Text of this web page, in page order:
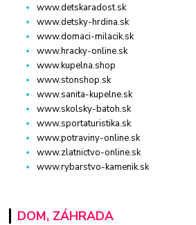
www.detskaradost.sk
www.detsky-hrdina.sk
www.domaci-milacik.sk
www.hracky-online.sk
www.kupelna.shop
www.stonshop.sk
www.sanita-kupelne.sk
www.skolsky-batoh.sk
www.sportaturistika.sk
www.potraviny-online.sk
www.zlatnictvo-online.sk
www.rybarstvo-kamenik.sk
DOM, ZÁHRADA